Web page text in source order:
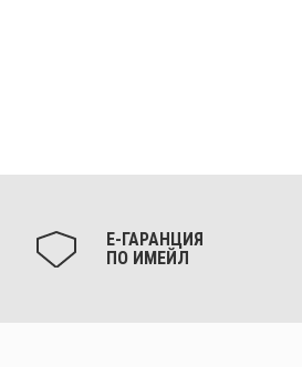
Е-ГАРАНЦИЯ
ПО ИМЕЙЛ